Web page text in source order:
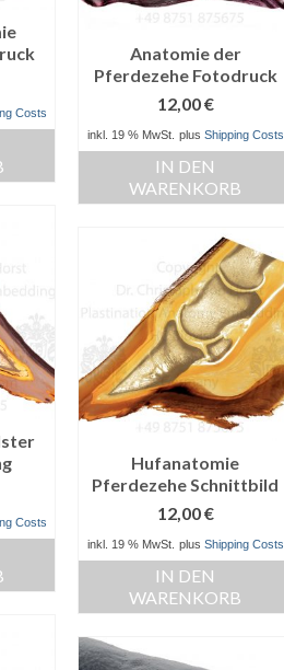
Costs
Anatomie der
Pferdezehe Fotodruck
12,00€
inkl. 19 % MwSt. plus Shipping Costs
IN DEN
WARENKORB
Costs
Hufanatomie
Pferdezehe Schnittbild
12,00€
inkl. 19 % MwSt. plus Shipping Costs
IN DEN
WARENKORB